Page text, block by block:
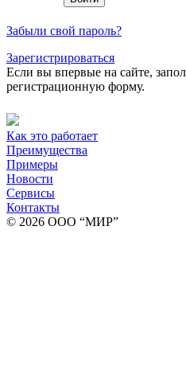
Забыли свой пароль?
Зарегистрироваться
Если вы впервые на сайте,
регистрационную форму.
Как это работает
Преимущества
Примеры
Новости
Сервисы
Контакты
© 2026 ООО “МИР”